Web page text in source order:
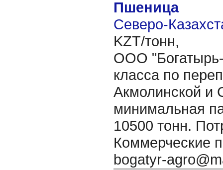
Пшеница
Северо-
KZT/тонн,
ООО
класса по
Акмолинской и
минимальная
10500 тонн.
Коммерческие
bogatyr-